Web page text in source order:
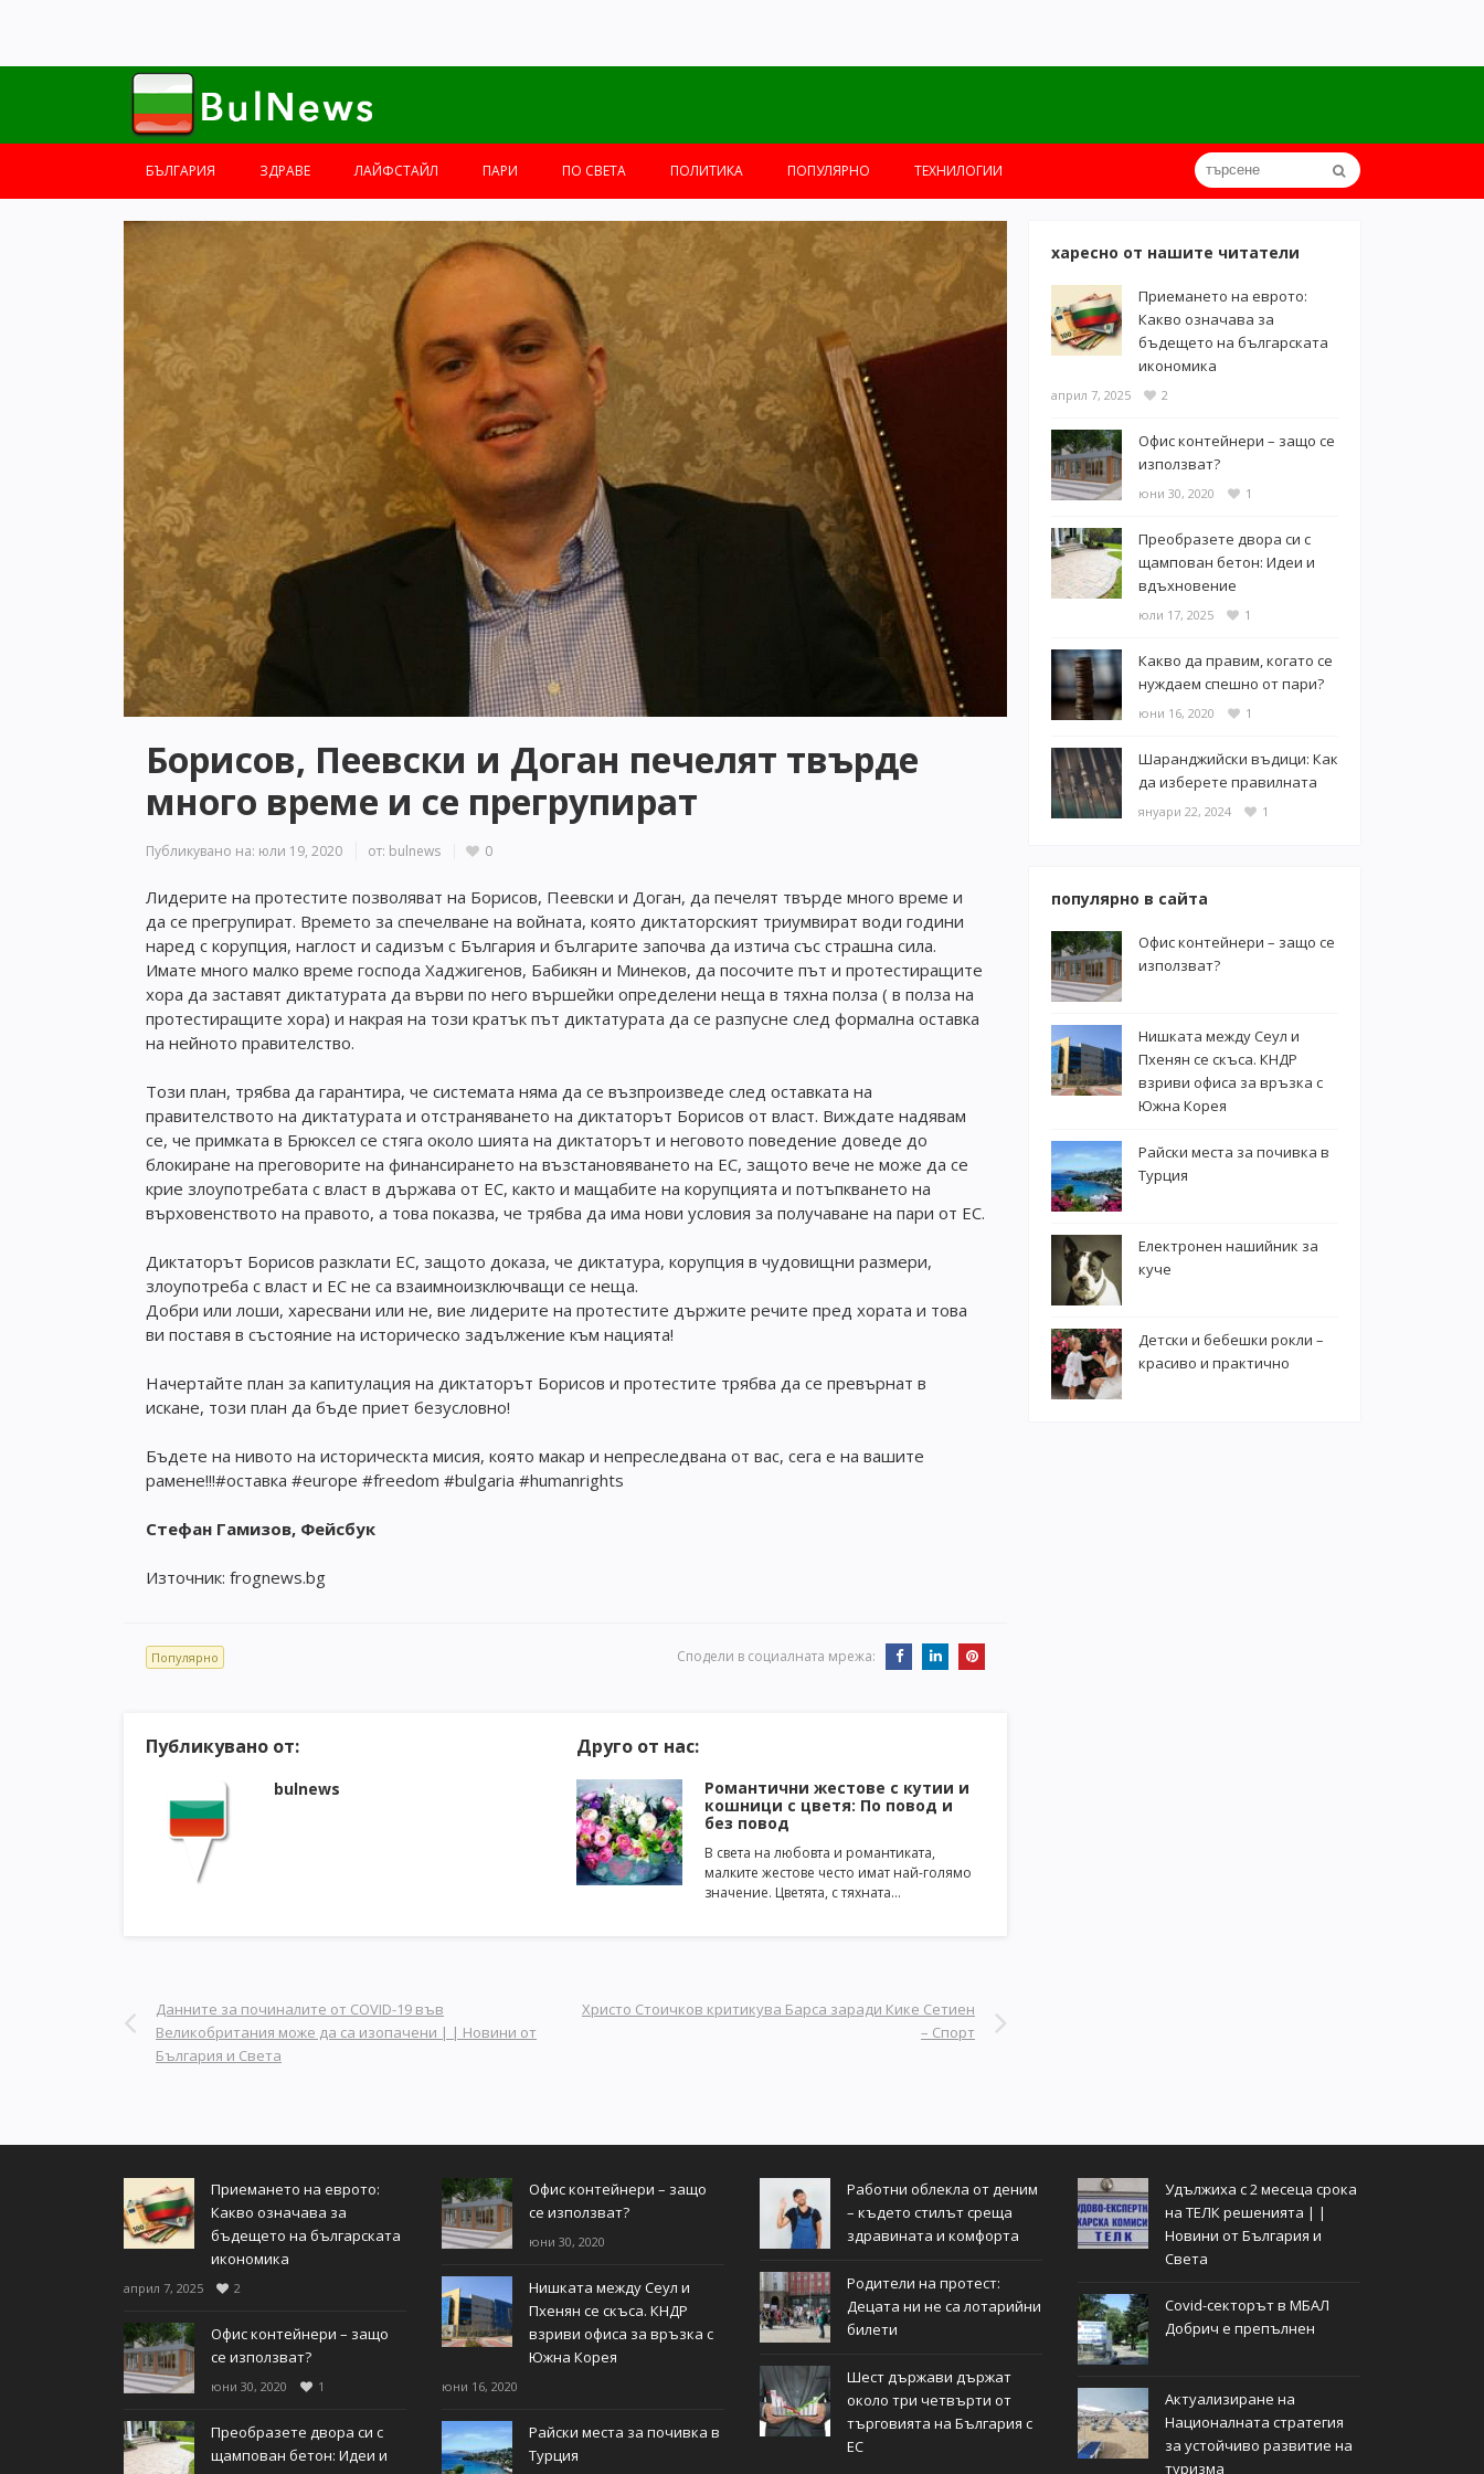
БЪЛГАРИЯ ЗДРАВЕ ЛАЙФСТАЙЛ ПАРИ ПО СВЕТА ПОЛИТИКА ПОПУЛЯРНО ТЕХНИЛОГИИ
Борисов, Пеевски и Доган печелят твърде
много време и се прегрупират
Публикувано на: юли 19, 2020 от: bulnews 0
Лидерите на протестите позволяват на Борисов, Пеевски и Доган, да печелят твърде много време и
да се прегрупират. Времето за спечелване на войната, която диктаторският триумвират води години
наред с корупция, наглост и садизъм с България и българите започва да изтича със страшна сила.
Имате много малко време господа Хаджигенов, Бабикян и Минеков, да посочите път и протестиращите
хора да заставят диктатурата да върви по него вършейки определени неща в тяхна полза ( в полза на
протестиращите хора) и накрая на този кратък път диктатурата да се разпусне след формална оставка
на нейното правителство.
Този план, трябва да гарантира, че системата няма да се възпроизведе след оставката на
правителството на диктатурата и отстраняването на диктаторът Борисов от власт. Виждате надявам
се, че примката в Брюксел се стяга около шията на диктаторът и неговото поведение доведе до
блокиране на преговорите на финансирането на възстановяването на ЕС, защото вече не може да се
крие злоупотребата с власт в държава от ЕС, както и мащабите на корупцията и потъпкването на
върховенството на правото, а това показва, че трябва да има нови условия за получаване на пари от ЕС.
Диктаторът Борисов разклати ЕС, защото доказа, че диктатура, корупция в чудовищни размери,
злоупотреба с власт и ЕС не са взаимноизключващи се неща.
Добри или лоши, харесвани или не, вие лидерите на протестите държите речите пред хората и това
ви поставя в състояние на историческо задължение към нацията!
Начертайте план за капитулация на диктаторът Борисов и протестите трябва да се превърнат в
искане, този план да бъде приет безусловно!
Бъдете на нивото на историческта мисия, която макар и непреследвана от вас, сега е на вашите
рамене!!!#оставка #europe #freedom #bulgaria #humanrights
Стефан Гамизов, Фейсбук
Източник: frognews.bg
Популярно Сподели в социалната мрежа:
Публикувано от:
bulnews
Друго от нас:
Романтични жестове с кутии и
кошници с цветя: По повод и
без повод
В света на любовта и романтиката,
малките жестове често имат най-голямо
значение. Цветята, с тяхната…
Данните за починалите от COVID-19 във
Великобритания може да са изопачени | | Новини от
България и Света
Христо Стоичков критикува Барса заради Кике Сетиен
– Спорт
харесно от нашите читатели
Приемането на еврото:
Какво означава за
бъдещето на българската
икономика
април 7, 2025 2
Офис контейнери – защо се
използват?
юни 30, 2020 1
Преобразете двора си с
щампован бетон: Идеи и
вдъхновение
юли 17, 2025 1
Какво да правим, когато се
нуждаем спешно от пари?
юни 16, 2020 1
Шаранджийски въдици: Как
да изберете правилната
януари 22, 2024 1
популярно в сайта
Офис контейнери – защо се
използват?
Нишката между Сеул и
Пхенян се скъса. КНДР
взриви офиса за връзка с
Южна Корея
Райски места за почивка в
Турция
Електронен нашийник за
куче
Детски и бебешки рокли –
красиво и практично
Приемането на еврото:
Какво означава за
бъдещето на българската
икономика
април 7, 2025 2
Офис контейнери – защо
се използват?
юни 30, 2020 1
Преобразете двора си с
щампован бетон: Идеи и
Офис контейнери – защо
се използват?
юни 30, 2020
Нишката между Сеул и
Пхенян се скъса. КНДР
взриви офиса за връзка с
Южна Корея
юни 16, 2020
Райски места за почивка в
Турция
Работни облекла от деним
– където стилът среща
здравината и комфорта
Родители на протест:
Децата ни не са лотарийни
билети
Шест държави държат
около три четвърти от
търговията на България с
ЕС
Удължиха с 2 месеца срока
на ТЕЛК решенията | |
Новини от България и
Света
Covid-секторът в МБАЛ
Добрич е препълнен
Актуализиране на
Националната стратегия
за устойчиво развитие на
туризма